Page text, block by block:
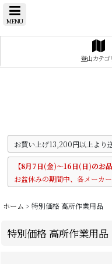
MENU
登山カテゴ
お買い上げ13,200円以上より
【8月7日(金)～16日(日)のお
お盆休みの期間中、各メーカ
ホーム > 特別価格 高所作業用品
特別価格 高所作業用品